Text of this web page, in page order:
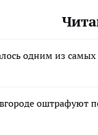
одним из
оштрафуют